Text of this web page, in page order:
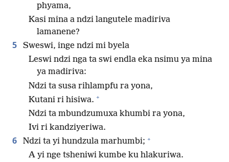
phyama,
Kasi mina a ndzi langutele madiriva
lamanene?
5
Sweswi, inge ndzi mi byela
Leswi ndzi nga ta swi endla eka nsimu ya mina
ya madiriva:
Ndzi ta susa rihlampfu ra yona,
Kutani ri hisiwa. +
Ndzi ta mbundzumuxa khumbi ra yona,
Ivi ri kandziyeriwa.
6 Ndzi ta yi hundzula marhumbi; +
A yi nge tsheniwi kumbe ku hlakuriwa.